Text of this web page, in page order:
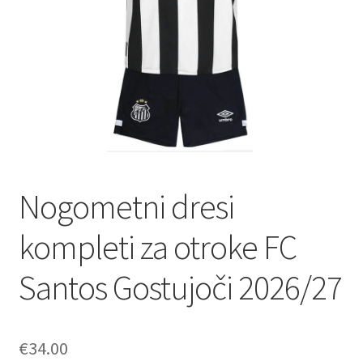
Nogometni dresi
kompleti za otroke FC
Santos Gostujoči 2026/27
€34.00